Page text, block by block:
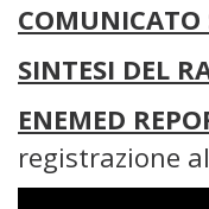
COMUNICATO
SINTESI DEL
ENEMED
registrazione